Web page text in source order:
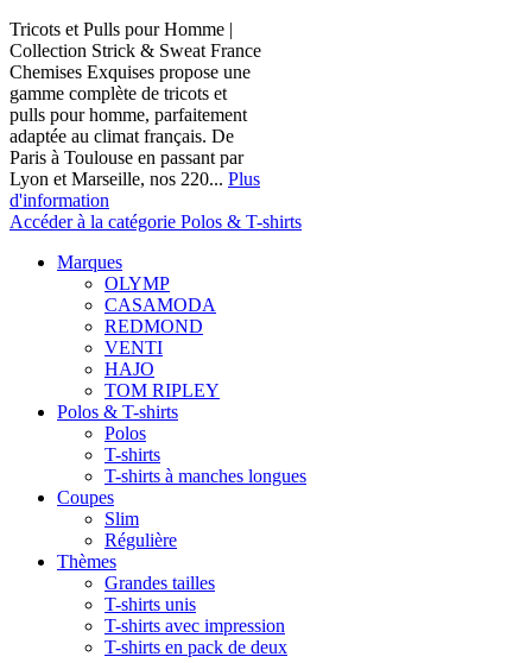
Tricots et Pulls pour Homme |
Collection Strick & Sweat France
Chemises Exquises propose une
gamme complète de tricots et
pulls pour homme, parfaitement
adaptée au climat français. De
Paris à Toulouse en passant par
Lyon et Marseille, nos 220... Plus
d'information
Accéder à la catégorie Polos & T-shirts
Marques
OLYMP
CASAMODA
REDMOND
VENTI
HAJO
TOM RIPLEY
Polos & T-shirts
Polos
T-shirts
T-shirts à manches longues
Coupes
Slim
Régulière
Thèmes
Grandes tailles
T-shirts unis
T-shirts avec impression
T-shirts en pack de deux